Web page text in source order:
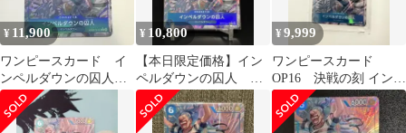
¥ 11,900
ワンピースカード イ
ンペルダウンの囚人
TR パラレル
¥ 10,800
【本日限定価格】イン
ペルダウンの囚人 決
戦の刻 TR ワンピース
カード 当日発送
¥9,999
ワンピースカード
OP16 決戦の刻 インペ
ルダウンの囚人 パラレ
ル